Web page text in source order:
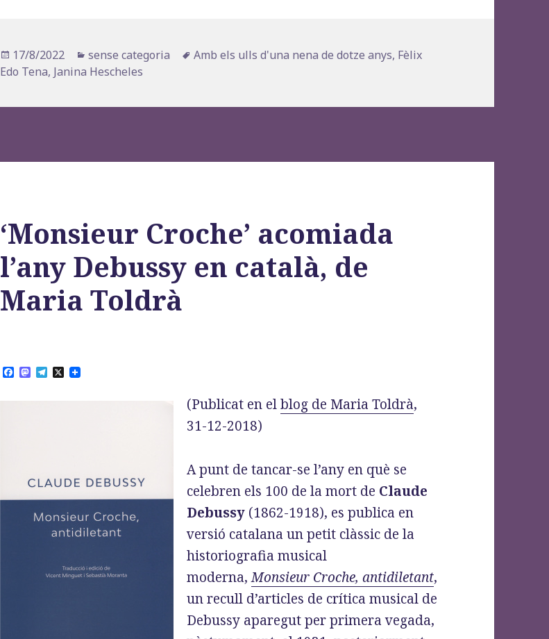
Publicat
el
17/8/2022 Categories
sense categoria Etiquetes
Amb els ulls d'una nena de dotze anys, Fèlix
Edo Tena, Janina Hescheles
‘Monsieur Croche’ acomiada
l’any Debussy en català, de
Maria Toldrà
F M T X
(Publicat en elblog de Maria Toldrà,
31-12-2018)
A punt de tancar-se l’any en què se
celebren els 100 de la mort de Claude
Debussy (1862-1918), es publica en
versió catalana un petit clàssic de la
historiografia musical
moderna,Monsieur Croche, antidiletant,
un recull d’articles de crítica musical de
Debussy aparegut per primera vegada,